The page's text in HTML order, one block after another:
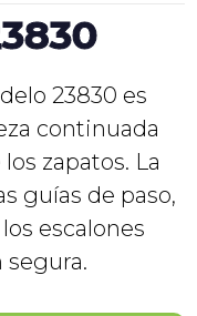
23830 es
continuada
zapatos. La
guías de paso,
escalones